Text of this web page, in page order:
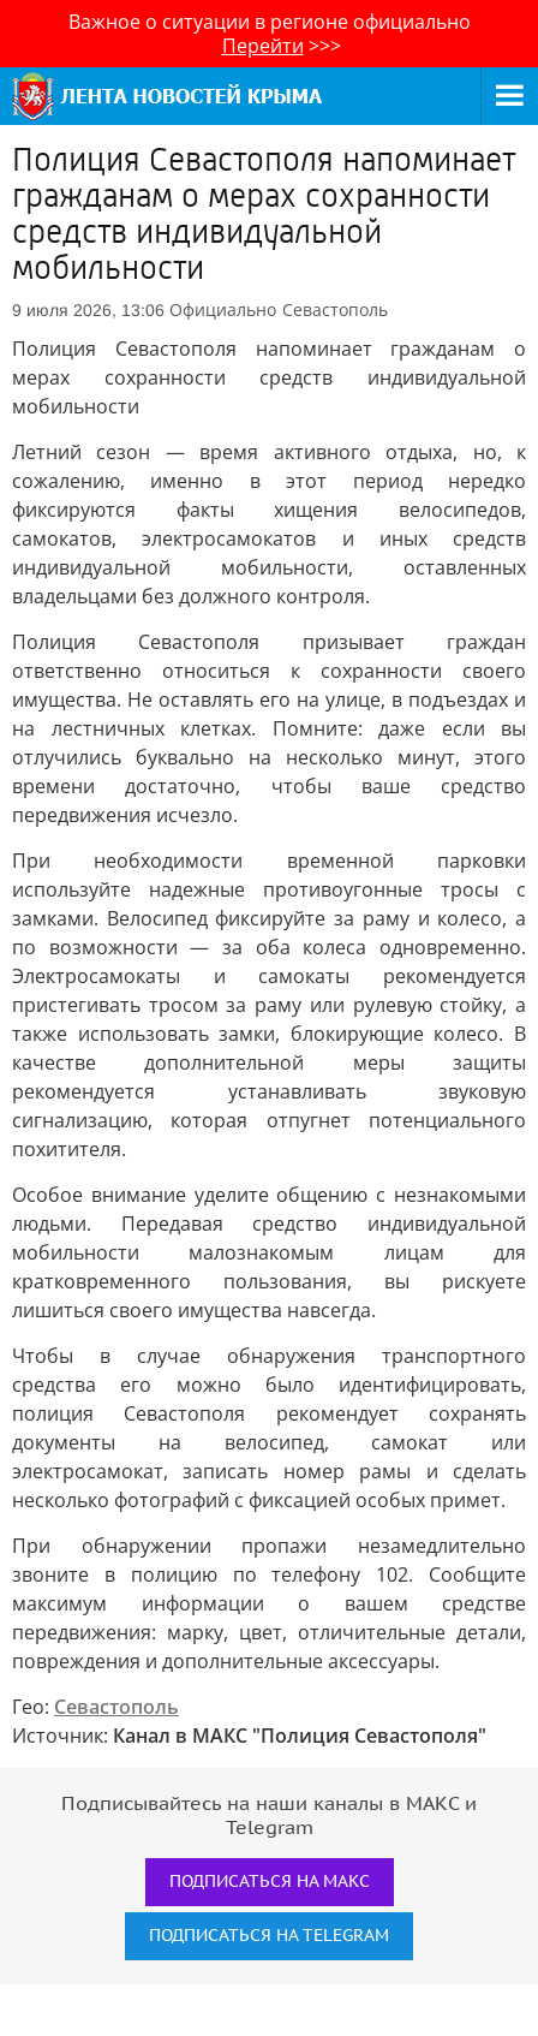
Важное о ситуации в регионе официально
Перейти >>>
Полиция Севастополя напоминает
гражданам о мерах сохранности
средств индивидуальной
мобильности
9 июля 2026, 13:06 Официально Севастополь
Полиция Севастополя напоминает гражданам о
мерах сохранности средств индивидуальной
мобильности
Летний сезон — время активного отдыха, но, к
сожалению, именно в этот период нередко
фиксируются факты хищения велосипедов,
самокатов, электросамокатов и иных средств
индивидуальной мобильности, оставленных
владельцами без должного контроля.
Полиция Севастополя призывает граждан
ответственно относиться к сохранности своего
имущества. Не оставлять его на улице, в подъездах и
на лестничных клетках. Помните: даже если вы
отлучились буквально на несколько минут, этого
времени достаточно, чтобы ваше средство
передвижения исчезло.
При необходимости временной парковки
используйте надежные противоугонные тросы с
замками. Велосипед фиксируйте за раму и колесо, а
по возможности — за оба колеса одновременно.
Электросамокаты и самокаты рекомендуется
пристегивать тросом за раму или рулевую стойку, а
также использовать замки, блокирующие колесо. В
качестве дополнительной меры защиты
рекомендуется устанавливать звуковую
сигнализацию, которая отпугнет потенциального
похитителя.
Особое внимание уделите общению с незнакомыми
людьми. Передавая средство индивидуальной
мобильности малознакомым лицам для
кратковременного пользования, вы рискуете
лишиться своего имущества навсегда.
Чтобы в случае обнаружения транспортного
средства его можно было идентифицировать,
полиция Севастополя рекомендует сохранять
документы на велосипед, самокат или
электросамокат, записать номер рамы и сделать
несколько фотографий с фиксацией особых примет.
При обнаружении пропажи незамедлительно
звоните в полицию по телефону 102. Сообщите
максимум информации о вашем средстве
передвижения: марку, цвет, отличительные детали,
повреждения и дополнительные аксессуары.
Гео: Севастополь
Источник: Канал в МАКС "Полиция Севастополя"
Подписывайтесь на наши каналы в МАКС и
Telegram
ПОДПИСАТЬСЯ НА МАКС
ПОДПИСАТЬСЯ НА TELEGRAM